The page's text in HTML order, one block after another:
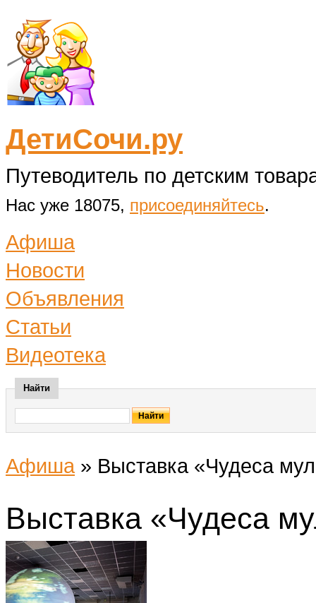
ДетиСочи.ру
Путеводитель по детским
Нас уже 18075, присоединяйтесь.
Афиша
Новости
Объявления
Статьи
Видеотека
Найти
Афиша » Выставка «Чудеса
Выставка «Чудеса